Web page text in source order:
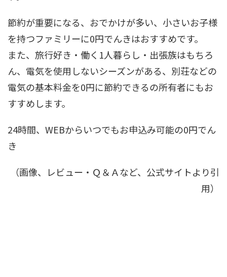
節約が重要になる、おでかけが多い、小さいお子様
を持つファミリーに0円でんきはおすすめです。
また、旅行好き・働く1人暮らし・出張族はもちろ
ん、電気を使用しないシーズンがある、別荘などの
電気の基本料金を0円に節約できるの所有者にもお
すすめします。
24時間、WEBからいつでもお申込み可能の0円でん
き
（画像、レビュー・Ｑ＆Ａなど、公式サイトより引
用）